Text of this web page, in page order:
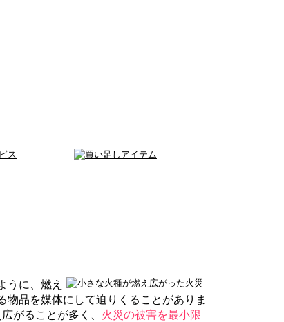
うに、燃え
品を媒体にして迫りくることがありま
がることが多く、 火災の被害を最小限